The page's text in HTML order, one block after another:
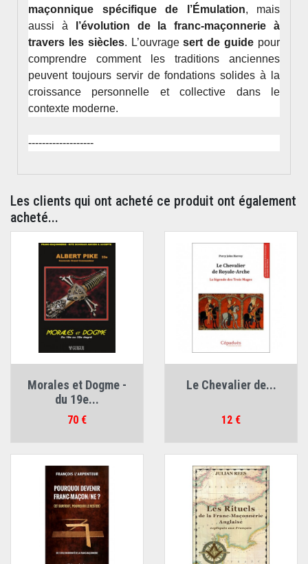
maçonnique spécifique de l’Émulation, mais
aussi à
l’évolution de la franc-maçonnerie à
travers les siècles. L’ouvragesert de guide pour
comprendre comment les traditions anciennes
peuvent toujours servir de fondations solides à la
croissance personnelle et collective dans le
contexte moderne.
-------------------
Les clients qui ont acheté ce produit ont également
acheté...
Morales et Dogme -
du 19e...
Prix
70 €
Le Chevalier de...
Prix
12 €